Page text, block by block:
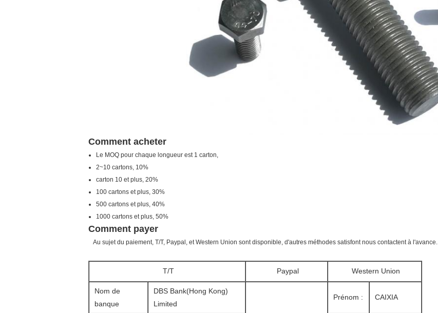
Comment acheter
Le MOQ pour chaque longueur est 1 carton,
2~10 cartons, 10%
carton 10 et plus, 20%
100 cartons et plus, 30%
500 cartons et plus, 40%
1000 cartons et plus, 50%
Comment payer
Au sujet du paiement, T/T, Paypal, et Western Union sont disponible, d'autres méthodes satisfont nous contactent à l'avance.
T/T Paypal Western Union
Nom de
banque
DBS Bank(Hong Kong)
Limited
Prénom : CAIXIA